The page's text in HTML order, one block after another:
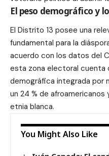
El peso demográfico y
El Distrito 13 posee una
fundamental para la
acuerdo con los datos del
esta zona electoral cuenta
demográfica integrada por
un 24 % de afroamericanos
etnia blanca.
You Might Also Like